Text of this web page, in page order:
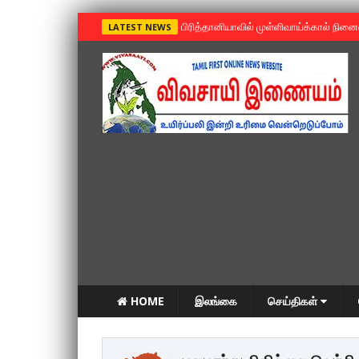
LATEST NEWS »பிரித்தானியாவில் முள்ளிவாய்க்கால்
HOME இலங்கை செய்திகள்